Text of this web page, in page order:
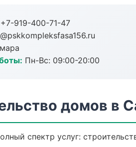
+7-919-400-71-47
Пн-Вс: 09:00-20:00
домов в
спектр услуг: